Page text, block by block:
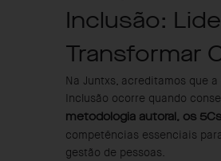
Inclusão:
Transformar
Na Juntxs, acreditamos que
Inclusão ocorre quando
metodologia autoral, os
competências essenciais
gestão de pessoas.